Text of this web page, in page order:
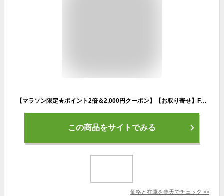
【マラソン限定★ポイント2倍＆2,000円クーポン】【お取り寄せ】FILA サングラス SF6401-ブラック・レッド SF6401-COL.11 メガネ ゴーグル 防災面 安全保護具 作業
この商品をサイトでみる
価格と在庫を楽天でチェック >>